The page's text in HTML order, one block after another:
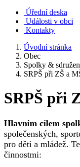
Úřední deska
Události v obci
Kontakty
Úvodní stránka
Obec
Spolky &
SRPŠ při ZŠ a
SRPŠ při
Hlavním cílem
společenských,
pro děti a mládež.
činnostmi: